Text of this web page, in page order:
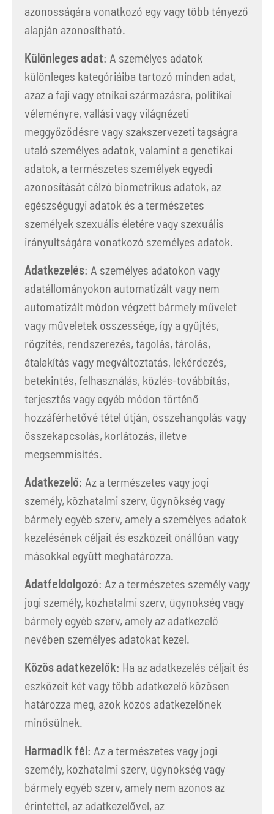
azonosságára vonatkozó egy vagy több tényező
alapján azonosítható.
Különleges adat: A személyes adatok
különleges kategóriáiba tartozó minden adat,
azaz a faji vagy etnikai származásra, politikai
véleményre, vallási vagy világnézeti
meggyőződésre vagy szakszervezeti tagságra
utaló személyes adatok, valamint a genetikai
adatok, a természetes személyek egyedi
azonosítását célzó biometrikus adatok, az
egészségügyi adatok és a természetes
személyek szexuális életére vagy szexuális
irányultságára vonatkozó személyes adatok.
Adatkezelés: A személyes adatokon vagy
adatállományokon automatizált vagy nem
automatizált módon végzett bármely művelet
vagy műveletek összessége, így a gyűjtés,
rögzítés, rendszerezés, tagolás, tárolás,
átalakítás vagy megváltoztatás, lekérdezés,
betekintés, felhasználás, közlés-továbbítás,
terjesztés vagy egyéb módon történő
hozzáférhetővé tétel útján, összehangolás vagy
összekapcsolás, korlátozás, illetve
megsemmisítés.
Adatkezelő: Az a természetes vagy jogi
személy, közhatalmi szerv, ügynökség vagy
bármely egyéb szerv, amely a személyes adatok
kezelésének céljait és eszközeit önállóan vagy
másokkal együtt meghatározza.
Adatfeldolgozó: Az a természetes személy vagy
jogi személy, közhatalmi szerv, ügynökség vagy
bármely egyéb szerv, amely az adatkezelő
nevében személyes adatokat kezel.
Közös adatkezelők: Ha az adatkezelés céljait és
eszközeit két vagy több adatkezelő közösen
határozza meg, azok közös adatkezelőnek
minősülnek.
Harmadik fél: Az a természetes vagy jogi
személy, közhatalmi szerv, ügynökség vagy
bármely egyéb szerv, amely nem azonos az
érintettel, az adatkezelővel, az